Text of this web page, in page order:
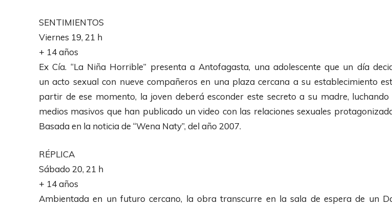
SENTIMIENTOS
Viernes 19, 21 h
+ 14 años
Ex Cía. “La Niña Horrible” presenta a Antofagasta, una adolescente que un día
un acto sexual con nueve compañeros en una plaza cercana a su establecimiento
partir de ese momento, la joven deberá esconder este secreto a su madre, luchando
medios masivos que han publicado un video con las relaciones sexuales
Basada en la noticia de “Wena Naty”, del año 2007.
RÉPLICA
Sábado 20, 21 h
+ 14 años
Ambientada en un futuro cercano, la obra transcurre en la sala de espera de un